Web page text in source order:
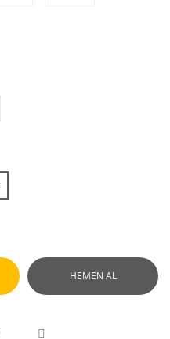
HEMEN AL